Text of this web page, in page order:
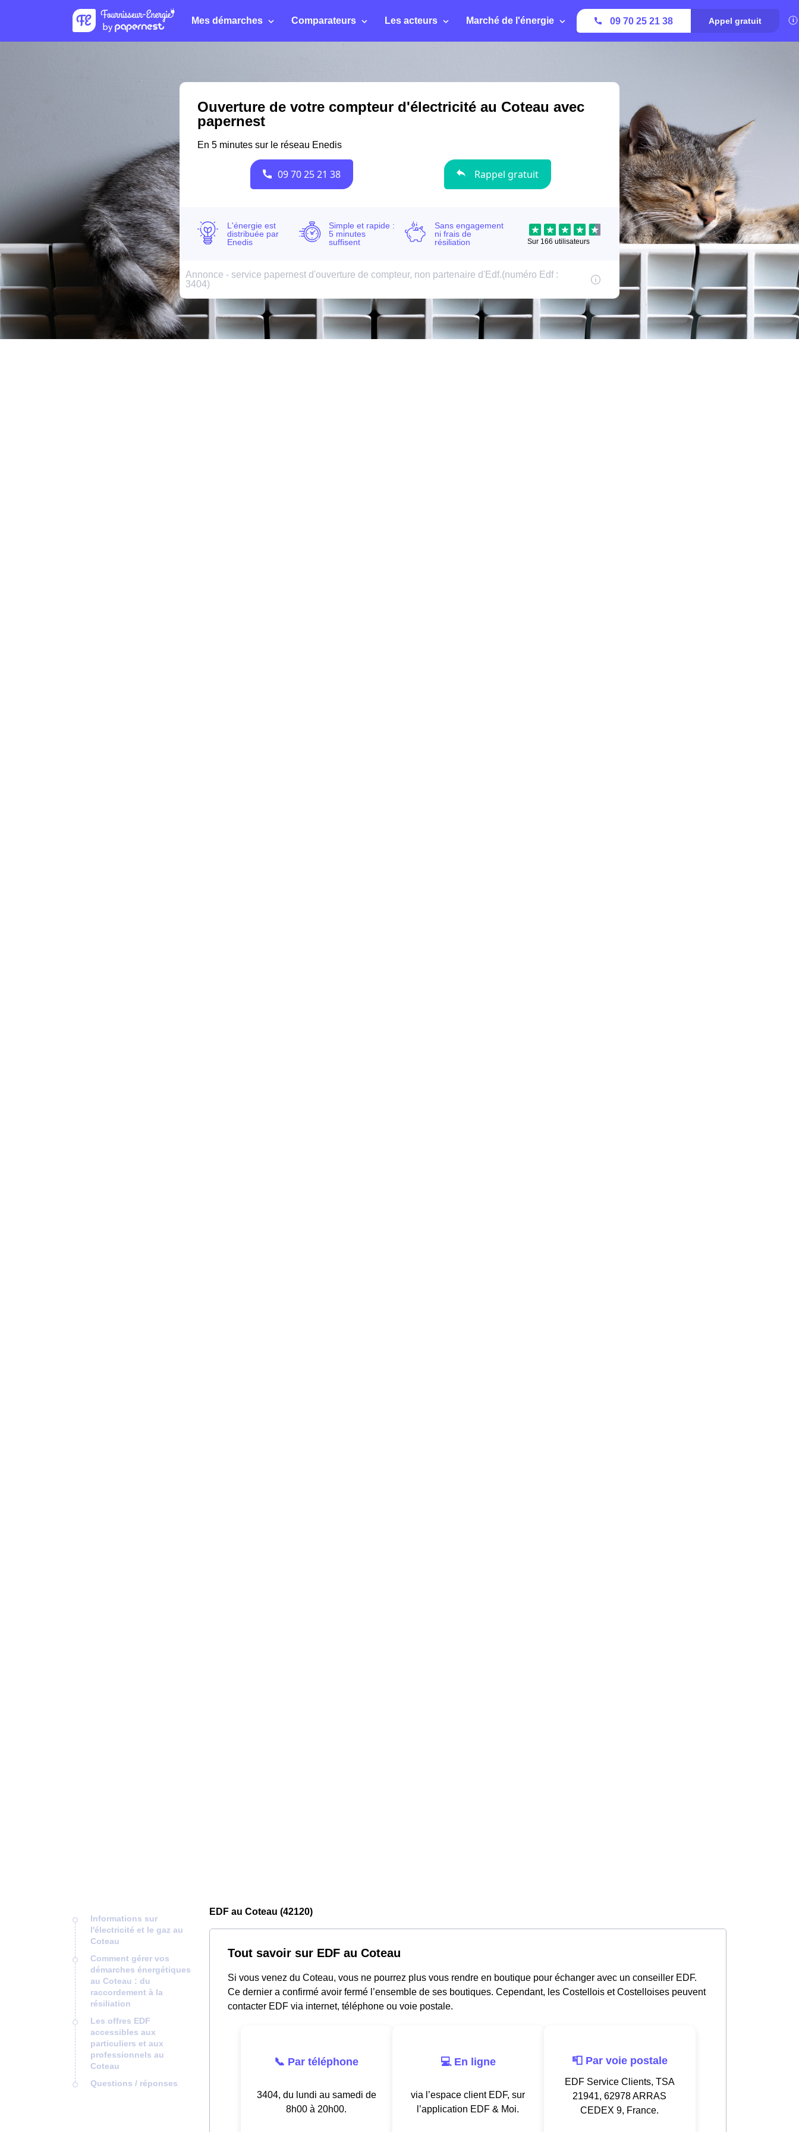
Mes démarches Comparateurs Les acteurs Marché de l'énergie 09 70 25 21 38 Appel gratuit
Informations sur
l'électricité et le gaz au
Coteau
Comment gérer vos
démarches énergétiques
au Coteau : du
raccordement à la
résiliation
Les offres EDF
accessibles aux
particuliers et aux
professionnels au
Coteau
Questions / réponses
EDF au Coteau (42120)
Tout savoir sur EDF au Coteau
Si vous venez du Coteau, vous ne pourrez plus vous rendre en boutique pour échanger avec un conseiller EDF.
Ce dernier a confirmé avoir fermé l’ensemble de ses boutiques. Cependant, les Costellois et Costelloises peuvent
contacter EDF via internet, téléphone ou voie postale.
📞 Par téléphone
3404, du lundi au samedi de
8h00 à 20h00.
💻 En ligne
via l’espace client EDF, sur
l’application EDF & Moi.
📮 Par voie postale
EDF Service Clients, TSA
21941, 62978 ARRAS
CEDEX 9, France.